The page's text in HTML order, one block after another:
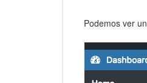
Podemos ver